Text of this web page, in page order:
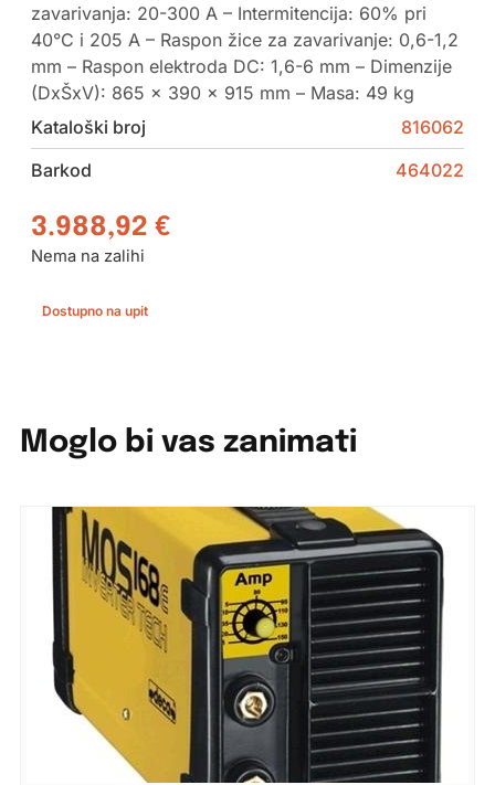
zavarivanja: 20-300 A – Intermitencija: 60% pri
40°C i 205 A – Raspon žice za zavarivanje: 0,6-1,2
mm – Raspon elektroda DC: 1,6-6 mm – Dimenzije
(DxŠxV): 865 x 390 x 915 mm – Masa: 49 kg
Kataloški broj
816062
Barkod
464022
3.988,92 €
Nema na zalihi
Dostupno na upit
Moglo bi vas zanimati